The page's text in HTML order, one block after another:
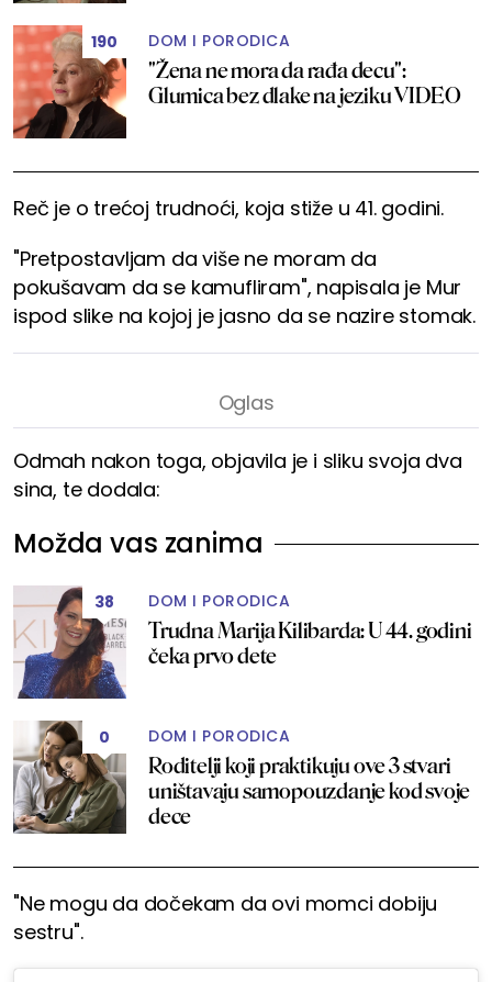
190 DOM I PORODICA
"Žena ne mora da rađa decu":
Glumica bez dlake na jeziku VIDEO
Reč je o trećoj trudnoći, koja stiže u 41. godini.
"Pretpostavljam da više ne moram da
pokušavam da se kamufliram", napisala je Mur
ispod slike na kojoj je jasno da se nazire stomak.
Odmah nakon toga, objavila je i sliku svoja dva
sina, te dodala:
Možda vas zanima
38 DOM I PORODICA
Trudna Marija Kilibarda: U 44. godini
čeka prvo dete
0 DOM I PORODICA
Roditelji koji praktikuju ove 3 stvari
uništavaju samopouzdanje kod svoje
dece
"Ne mogu da dočekam da ovi momci dobiju
sestru".